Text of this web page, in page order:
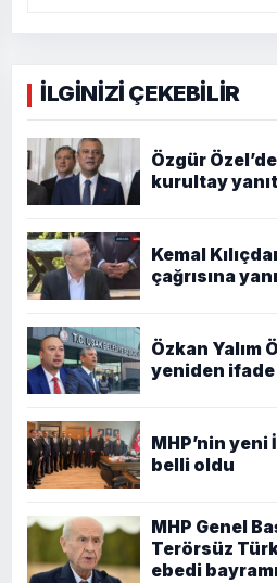
İLGİNİZİ ÇEKEBİLİR
Özgür
kurultay
Kemal
çağrısına
Özkan Yalım
yeniden
MHP’nin
belli oldu
MHP Genel
Terörsüz
ebedi